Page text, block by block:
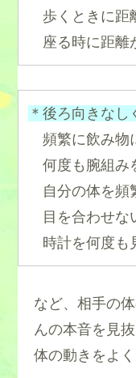
歩くときに距
座る時に
＊後ろ向きなし
頻繁に飲み物
何度も腕組み
自分の体を頻
目を合わせな
時計を何度も
など、相手の
んの本音を見
体の動きをよ